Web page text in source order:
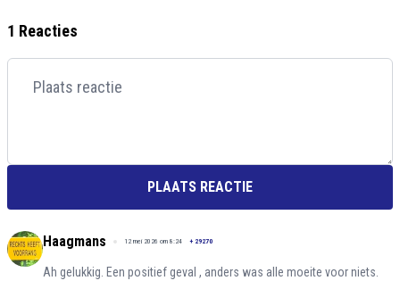
1 Reacties
PLAATS REACTIE
Haagmans 12 mei 2026 om 8:24 + 29270
Ah gelukkig. Een positief geval , anders was alle moeite voor niets.